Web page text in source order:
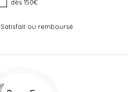
dès 150€
Satisfait ou remboursé